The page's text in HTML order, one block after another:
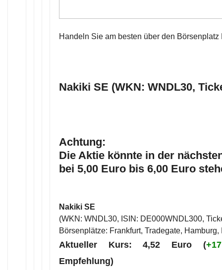
Handeln Sie am besten über den Börsenplatz
Nakiki SE (WKN: WNDL30,
Achtung:
Die Aktie könnte in der
bei 5,00 Euro bis 6,00 Euro
Nakiki SE
(WKN: WNDL30, ISIN: DE000WNDL300,
Börsenplätze: Frankfurt, Tradegate,
Aktueller Kurs: 4,52 Euro (
Empfehlung)